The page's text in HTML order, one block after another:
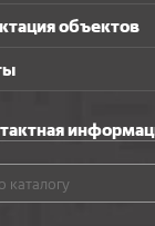
объектов